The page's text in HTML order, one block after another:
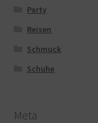
Party
Reisen
Schmuck
Schuhe
Meta